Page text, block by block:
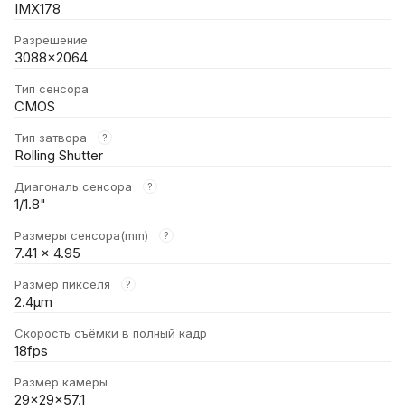
IMX178
Разрешение
3088x2064
Тип сенсора
CMOS
Тип затвора ?
Rolling Shutter
Диагональ сенсора ?
1/1.8"
Размеры сенсора(mm) ?
7.41 x 4.95
Размер пикселя ?
2.4μm
Скорость съёмки в полный кадр
18fps
Размер камеры
29x29x57.1